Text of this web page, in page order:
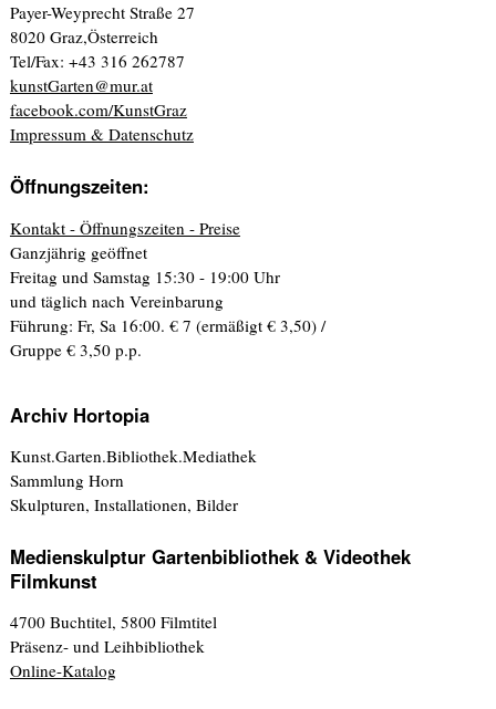
Payer-Weyprecht Straße 27
8020 Graz,Österreich
Tel/Fax: +43 316 262787
kunstGarten@mur.at
facebook.com/KunstGraz
Impressum & Datenschutz
Öffnungszeiten:
Kontakt - Öffnungszeiten - Preise
Ganzjährig geöffnet
Freitag und Samstag 15:30 - 19:00 Uhr
und täglich nach Vereinbarung
Führung: Fr, Sa 16:00. € 7 (ermäßigt € 3,50) /
Gruppe € 3,50 p.p.
Archiv Hortopia
Kunst.Garten.Bibliothek.Mediathek
Sammlung Horn
Skulpturen, Installationen, Bilder
Medienskulptur Gartenbibliothek & Videothek
Filmkunst
4700 Buchtitel, 5800 Filmtitel
Präsenz- und Leihbibliothek
Online-Katalog